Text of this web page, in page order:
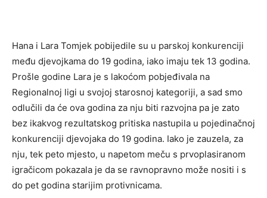
Hana i Lara Tomjek pobijedile su u parskoj konkurenciji
među djevojkama do 19 godina, iako imaju tek 13 godina.
Prošle godine Lara je s lakoćom pobjeđivala na
Regionalnoj ligi u svojoj starosnoj kategoriji, a sad smo
odlučili da će ova godina za nju biti razvojna pa je zato
bez ikakvog rezultatskog pritiska nastupila u pojedinačnoj
konkurenciji djevojaka do 19 godina. Iako je zauzela, za
nju, tek peto mjesto, u napetom meču s prvoplasiranom
igračicom pokazala je da se ravnopravno može nositi i s
do pet godina starijim protivnicama.